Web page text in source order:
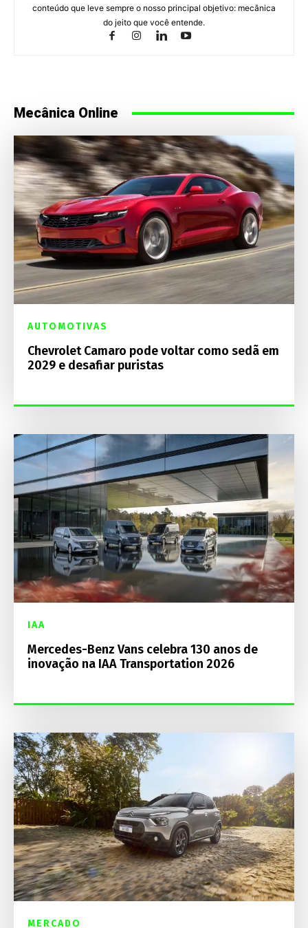
conteúdo que leve sempre o nosso principal objetivo: mecânica
do jeito que você entende.
Mecânica Online
AUTOMOTIVAS
Chevrolet Camaro pode voltar como sedã em
2029 e desafiar puristas
IAA
Mercedes-Benz Vans celebra 130 anos de
inovação na IAA Transportation 2026
MERCADO